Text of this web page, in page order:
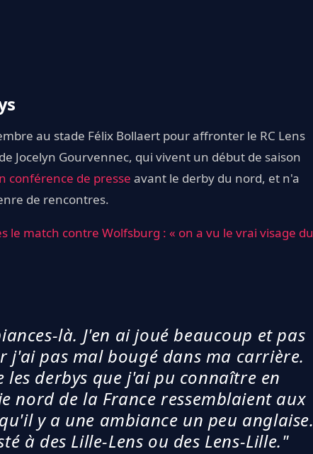
au stade Félix Bollaert pour affronter le RC Lens
Jocelyn Gourvennec, qui vivent un début de saison
conférence de presse avant le derby du nord, et n'a
de rencontres.
le match contre Wolfsburg : « on a vu le vrai visage du
là. J'en ai joué beaucoup et pas
j'ai pas mal bougé dans ma carrière.
derbys que j'ai pu connaître en
nord de la France ressemblaient aux
y a une ambiance un peu anglaise.
à des Lille-Lens ou des Lens-Lille."